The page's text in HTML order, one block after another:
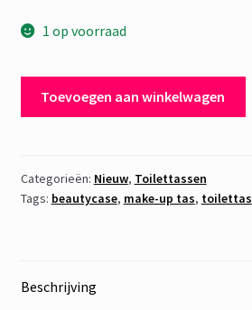
1 op voorraad
Toevoegen aan winkelwagen
Categorieën: Nieuw, Toilettassen
Tags: beautycase, make-up tas, toilettas
Beschrijving